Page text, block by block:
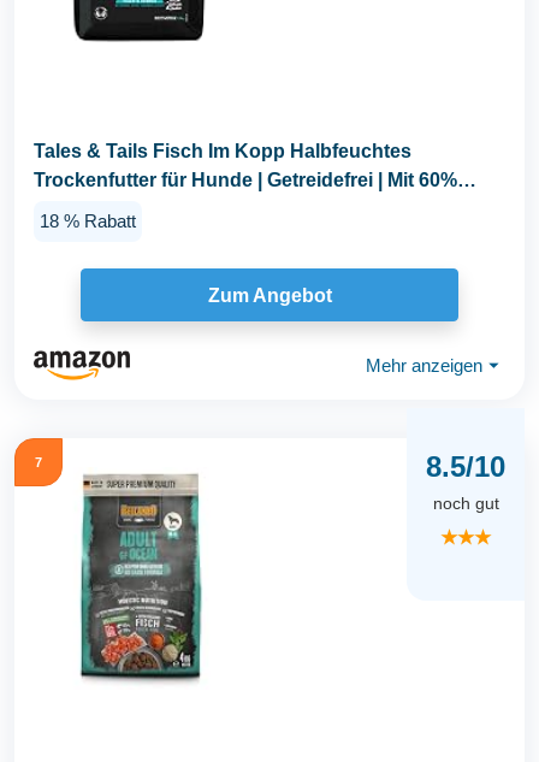
Tales & Tails Fisch Im Kopp Halbfeuchtes
Trockenfutter für Hunde | Getreidefrei | Mit 60%
18 % Rabatt
Zum Angebot
Mehr anzeigen ⏷
7 8.5/10
noch gut
★★★